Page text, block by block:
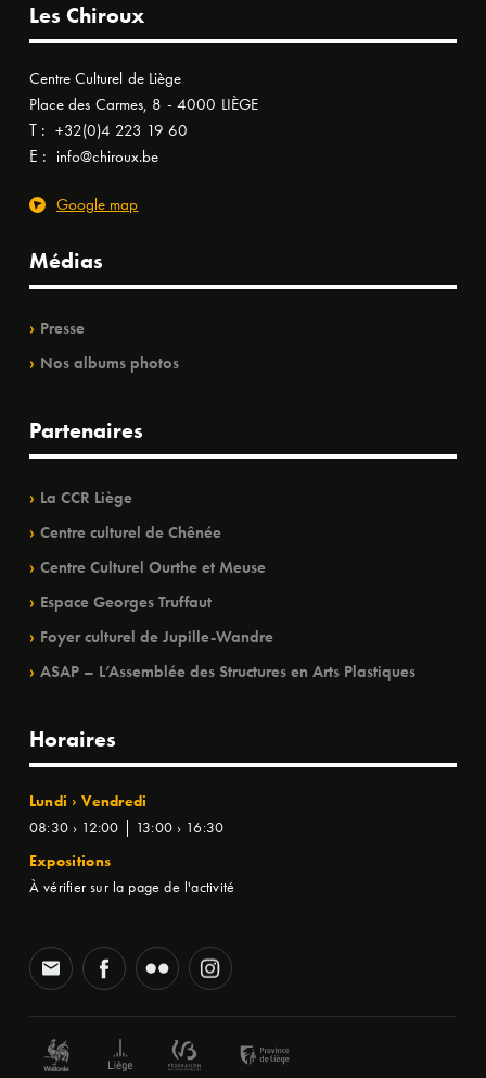
Les Chiroux
Centre Culturel de Liège
Place des Carmes, 8 - 4000 LIÈGE
T : +32(0)4 223 19 60
E : info@chiroux.be
Google map
Médias
Presse
Nos albums photos
Partenaires
La CCR Liège
Centre culturel de Chênée
Centre Culturel Ourthe et Meuse
Espace Georges Truffaut
Foyer culturel de Jupille-Wandre
ASAP – L’Assemblée des Structures en Arts Plastiques
Horaires
Lundi › Vendredi
08:30 › 12:00 | 13:00 › 16:30
Expositions
À vérifier sur la page de l'activité